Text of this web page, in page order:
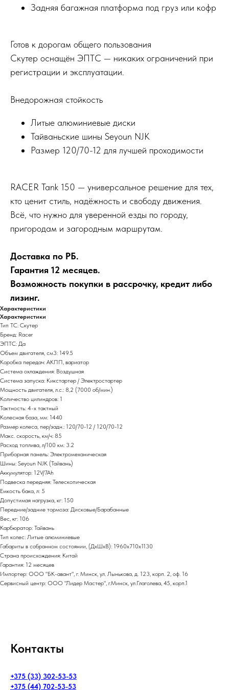
Задняя багажная платформа под груз или кофр
Готов к дорогам общего пользования
Скутер оснащён ЭПТС — никаких ограничений при
регистрации и эксплуатации.
Внедорожная стойкость
Литые алюминиевые диски
Тайваньские шины Seyoun NJK
Размер 120/70-12 для лучшей проходимости
RACER Tank 150 — универсальное решение для тех,
кто ценит стиль, надёжность и свободу движения.
Всё, что нужно для уверенной езды по городу,
пригородам и загородным маршрутам.
Доставка по РБ.
Гарантия 12 месяцев.
Возможность покупки в рассрочку, кредит либо
лизинг.
Характеристики
Характеристики
Тип ТС: Скутер
Бренд: Racer
ЭПТС: Да
Объем двигателя, см3: 149.5
Коробка передач: АКПП, вариатор
Система охлаждения: Воздушная
Система запуска: Кикстартер / Электростартер
Мощность двигателя, л.с.: 8,2 (7000 об/мин.)
Количество цилиндров: 1
Тактность: 4-x тактный
Колесная база, мм: 1440
Размер колеса, пер/задн.: 120/70-12 / 120/70-12
Макс. скорость, км/ч: 85
Расход топлива, л/100 км: 3.2
Приборная панель: Электромеханическая
Шины: Seyoun NJK (Тайвань)
Аккумулятор: 12V/7Ah
Подвеска передняя: Телескопическая
Емкость бака, л: 5
Допустимая нагрузка, кг: 150
Передние/задние тормоза: Дисковые/Барабанные
Вес, кг: 106
Карбюратор: Тайвань
Тип колес: Литые алюминиевые
Габариты в собранном состоянии, (ДхШхВ): 1960х710х1130
Страна происхождения: Китай
Гарантия: 12 месяцев
Импортер: ООО "БК-авант", г. Минск, ул. Лынькова, д. 123, корп. 2, оф. 16
Сервисный центр: ООО "Лидер Мастер", г.Минск, ул.Глаголева, 45, корп.1
Контакты
+375 (33) 302-53-53
+375 (44) 702-53-53